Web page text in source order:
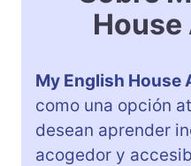
My English House
como una opción
desean aprender
acogedor y